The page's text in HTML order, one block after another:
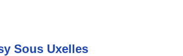
Sous Uxelles